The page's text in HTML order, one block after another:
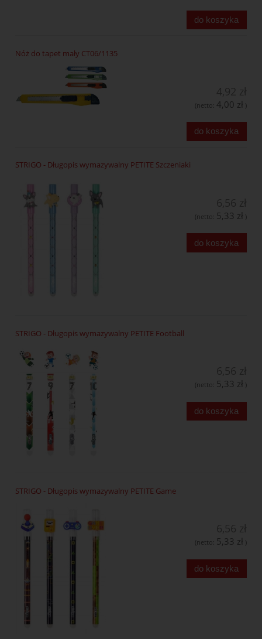
do koszyka
Nóż do tapet mały CT06/1135
(netto: 4,00 zł )
do koszyka
STRIGO - Długopis wymazywalny PETITE Szczeniaki
(netto: 5,33 zł )
do koszyka
STRIGO - Długopis wymazywalny PETITE Football
(netto: 5,33 zł )
do koszyka
STRIGO - Długopis wymazywalny PETITE Game
(netto: 5,33 zł )
do koszyka